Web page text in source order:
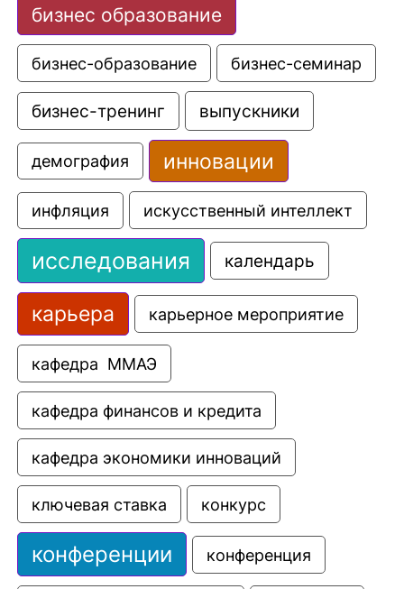
бизнес образование
бизнес-образование бизнес-семинар
бизнес-тренинг выпускники
демография инновации
инфляция искусственный интеллект
исследования календарь
карьера карьерное мероприятие
кафедра  ММАЭ
кафедра финансов и кредита
кафедра экономики инноваций
ключевая ставка конкурс
конференции конференция